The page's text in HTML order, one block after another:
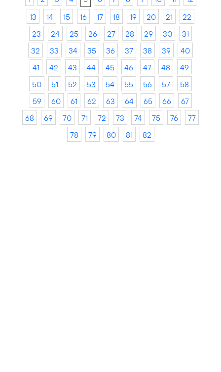
13
14 15 16 17 18 19 20 21
22
23
24 25 26 27 28 29 30
31
32
33 34 35 36 37 38 39
40
41
42 43 44 45 46 47 48
49
50
51 52 53 54 55 56 57
58
59
60 61 62 63 64 65 66
67
68
69 70 71 72 73 74 75 76
77
78
79 80 81 82